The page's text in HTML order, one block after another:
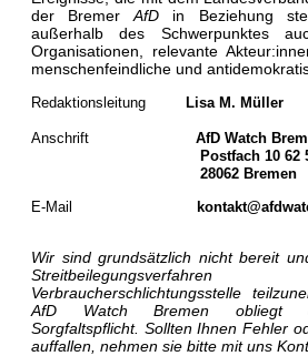
der BremerAfD in Beziehung
außerhalb des Schwerpunktes
Organisationen, relevante
menschenfeindliche und
Redaktionsleitung Lisa M. Müller
Anschrift AfD Watch
Postfach 10 62
28062 Bremen
E-Mail
Wir sind grundsätzlich nicht bereit
Verbraucherschlichtungsstelle
AfD Watch Bremen obliegt
Sorgfaltspflicht. Sollten Ihnen Fehler
auffallen, nehmen sie bitte mit uns